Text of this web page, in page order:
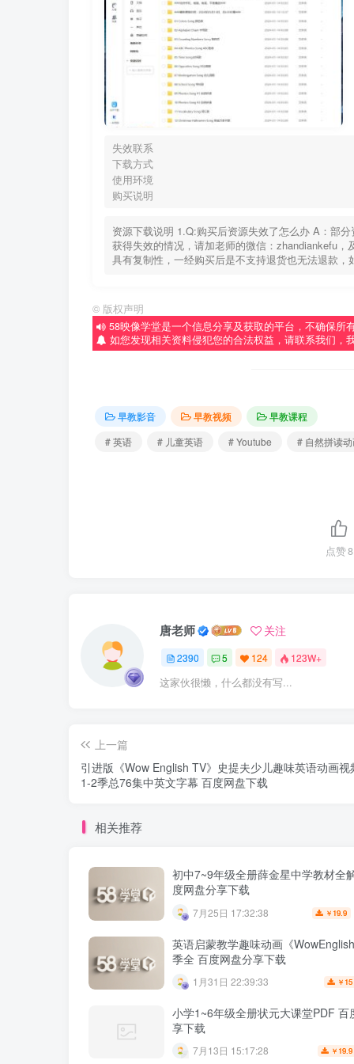
失效联系
下载方式
使用环境
购买说明
资源下载说明 1.Q:购买后资源失效了怎么办 A：部
获得失效的情况，请加老师的微信：zhandiankefu
具有复制性，一经购买后是不支持退货也无法退款
© 版权声明
58映像学堂是一个信息分享及获取的平台，不确保所
如您发现相关资料侵犯您的合法权益，请联系我们，
早教影音 早教视频
早教课程
# 英语
# 儿童英语 # Youtube # 自然拼读
点赞8
唐老师 关注
2390 5 124 123W+
这家伙很懒，什么都没有写...
上一篇
引进版《Wow English TV》史提夫少儿趣味英语动画视
1-2季总76集中英文字幕 百度网盘下载
相关推荐
初中7~9年级全册薛金星中学教材全
度网盘分享下载
7月25日 17:32:38 ￥ 19.9
英语启蒙教学趣味动画《
季全 百度网盘分享下载
1月31日 22:39:33 ￥ 15
小学1~6年级全册状元大课堂PDF 百
享下载
7月13日 15:17:28 ￥ 19.9